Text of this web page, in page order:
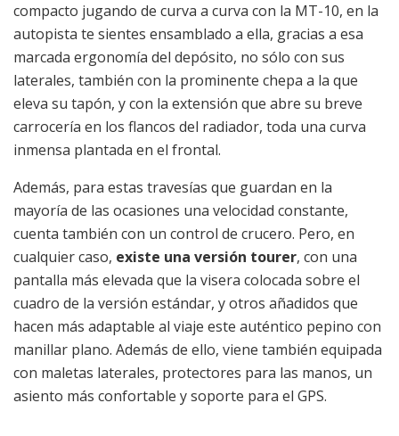
compacto jugando de curva a curva con la MT-10, en la
autopista te sientes ensamblado a ella, gracias a esa
marcada ergonomía del depósito, no sólo con sus
laterales, también con la prominente chepa a la que
eleva su tapón, y con la extensión que abre su breve
carrocería en los flancos del radiador, toda una curva
inmensa plantada en el frontal.
Además, para estas travesías que guardan en la
mayoría de las ocasiones una velocidad constante,
cuenta también con un control de crucero. Pero, en
cualquier caso, existe una versión tourer, con una
pantalla más elevada que la visera colocada sobre el
cuadro de la versión estándar, y otros añadidos que
hacen más adaptable al viaje este auténtico pepino con
manillar plano. Además de ello, viene también equipada
con maletas laterales, protectores para las manos, un
asiento más confortable y soporte para el GPS.